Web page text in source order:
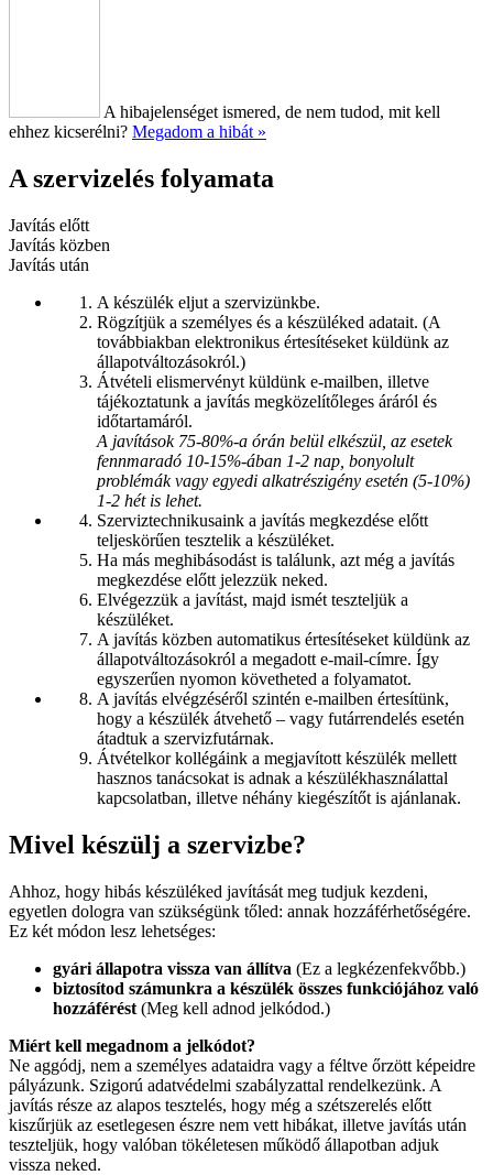
A hibajelenséget ismered, de nem tudod, mit kell
ehhez kicserélni? Megadom a hibát »
A szervizelés folyamata
Javítás előtt
Javítás közben
Javítás után
A készülék eljut a szervizünkbe.
Rögzítjük a személyes és a készüléked adatait. (A
továbbiakban elektronikus értesítéseket küldünk az
állapotváltozásokról.)
Átvételi elismervényt küldünk e-mailben, illetve
tájékoztatunk a javítás megközelítőleges áráról és
időtartamáról.
A javítások 75-80%-a órán belül elkészül, az esetek
fennmaradó 10-15%-ában 1-2 nap, bonyolult
problémák vagy egyedi alkatrészigény esetén (5-10%)
1-2 hét is lehet.
Szerviztechnikusaink a javítás megkezdése előtt
teljeskörűen tesztelik a készüléket.
Ha más meghibásodást is találunk, azt még a javítás
megkezdése előtt jelezzük neked.
Elvégezzük a javítást, majd ismét teszteljük a
készüléket.
A javítás közben automatikus értesítéseket küldünk az
állapotváltozásokról a megadott e-mail-címre. Így
egyszerűen nyomon követheted a folyamatot.
A javítás elvégzéséről szintén e-mailben értesítünk,
hogy a készülék átvehető – vagy futárrendelés esetén
átadtuk a szervizfutárnak.
Átvételkor kollégáink a megjavított készülék mellett
hasznos tanácsokat is adnak a készülékhasználattal
kapcsolatban, illetve néhány kiegészítőt is ajánlanak.
Mivel készülj a szervizbe?
Ahhoz, hogy hibás készüléked javítását meg tudjuk kezdeni,
egyetlen dologra van szükségünk tőled: annak hozzáférhetőségére.
Ez két módon lesz lehetséges:
gyári állapotra vissza van állítva (Ez a legkézenfekvőbb.)
biztosítod számunkra a készülék összes funkciójához való
hozzáférést (Meg kell adnod jelkódod.)
Miért kell megadnom a jelkódot?
Ne aggódj, nem a személyes adataidra vagy a féltve őrzött képeidre
pályázunk. Szigorú adatvédelmi szabályzattal rendelkezünk. A
javítás része az alapos tesztelés, hogy még a szétszerelés előtt
kiszűrjük az esetlegesen észre nem vett hibákat, illetve javítás után
teszteljük, hogy valóban tökéletesen működő állapotban adjuk
vissza neked.